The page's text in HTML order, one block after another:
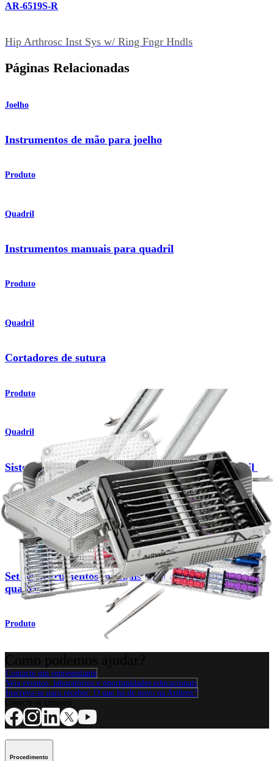
AR-6519S-R
Hip Arthrosc Inst Sys w/ Ring Fngr Hndls
Páginas Relacionadas
Joelho
Instrumentos de mão para joelho
Produto
Quadril
Instrumentos manuais para quadril
Produto
Quadril
Cortadores de sutura
Produto
Quadril
Sistema de instrumentos para artroscopia de quadril
Produto
Quadril
Set de instrumentos manuais para artroscopia de
quadril
Produto
Contacte um representante
Veja eventos, laboratórios e oportunidades educacionais
Inscreva-se para receber: O que há de novo na Arthrex?
Procedimento